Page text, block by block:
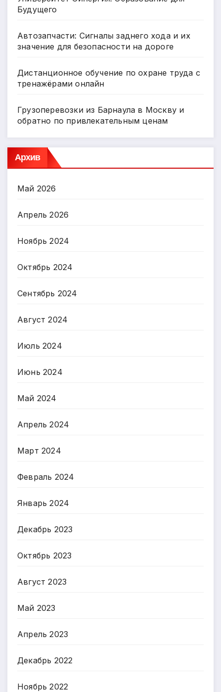
Будущего
Автозапчасти: Сигналы заднего хода и их
значение для безопасности на дороге
Дистанционное обучение по охране труда с
тренажёрами онлайн
Грузоперевозки из Барнаула в Москву и
обратно по привлекательным ценам
Архив
Май 2026
Апрель 2026
Ноябрь 2024
Октябрь 2024
Сентябрь 2024
Август 2024
Июль 2024
Июнь 2024
Май 2024
Апрель 2024
Март 2024
Февраль 2024
Январь 2024
Декабрь 2023
Октябрь 2023
Август 2023
Май 2023
Апрель 2023
Декабрь 2022
Ноябрь 2022